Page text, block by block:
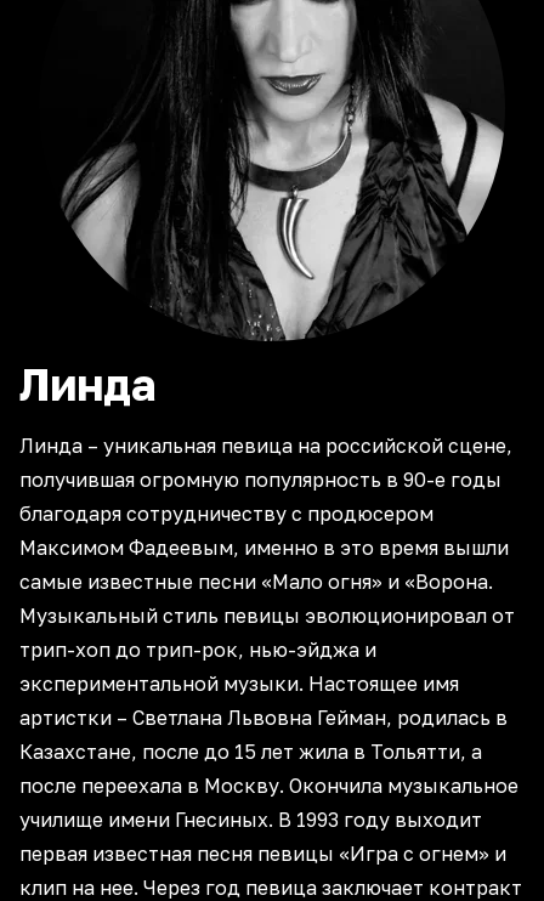
Линда
Линда – уникальная певица на российской сцене,
получившая огромную популярность в 90-е годы
благодаря сотрудничеству с продюсером
Максимом Фадеевым, именно в это время вышли
самые известные песни «Мало огня» и «Ворона.
Музыкальный стиль певицы эволюционировал от
трип-хоп до трип-рок, нью-эйджа и
экспериментальной музыки. Настоящее имя
артистки – Светлана Львовна Гейман, родилась в
Казахстане, после до 15 лет жила в Тольятти, а
после переехала в Москву. Окончила музыкальное
училище имени Гнесиных. В 1993 году выходит
первая известная песня певицы «Игра с огнем» и
клип на нее. Через год певица заключает контракт